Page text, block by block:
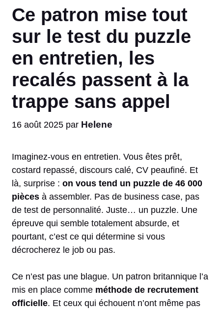
Ce patron mise tout
sur le test du puzzle
en entretien, les
recalés passent à la
trappe sans appel
16 août 2025 par Helene
Imaginez-vous en entretien. Vous êtes prêt,
costard repassé, discours calé, CV peaufiné. Et
là, surprise : on vous tend un puzzle de 46 000
pièces à assembler. Pas de business case, pas
de test de personnalité. Juste… un puzzle. Une
épreuve qui semble totalement absurde, et
pourtant, c’est ce qui détermine si vous
décrocherez le job ou pas.
Ce n’est pas une blague. Un patron britannique l’a
mis en place comme méthode de recrutement
officielle. Et ceux qui échouent n’ont même pas